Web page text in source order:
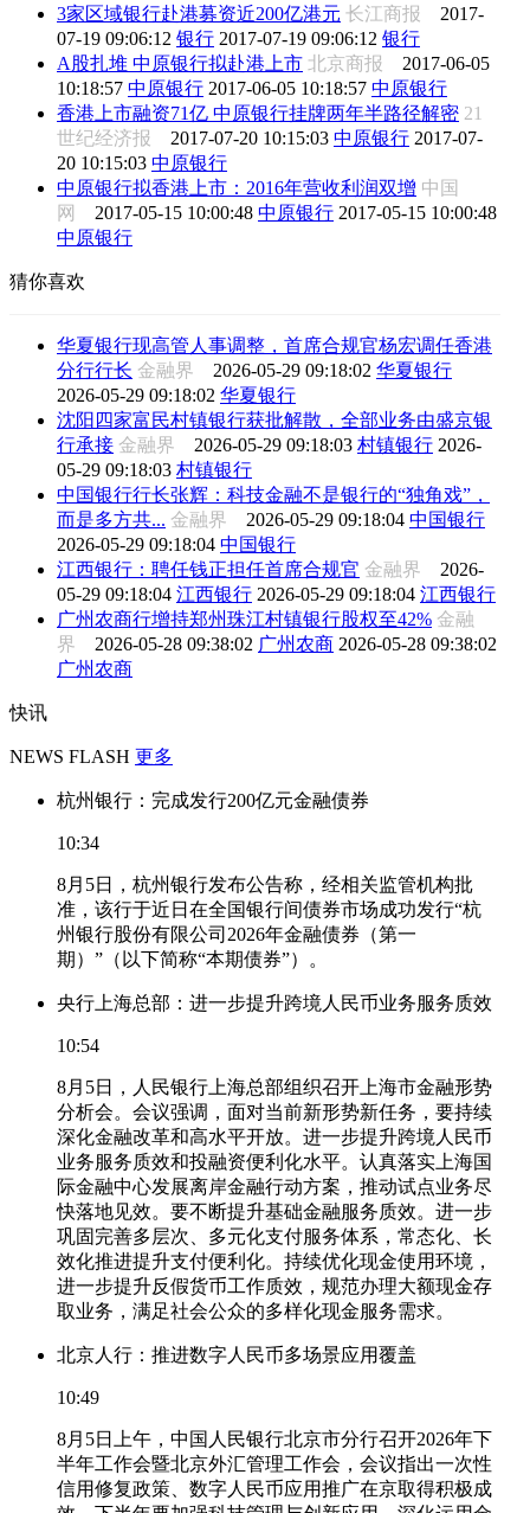
3家区域银行赴港募资近200亿港元 长江商报 2017-
07-19 09:06:12 银行 2017-07-19 09:06:12 银行
A股扎堆 中原银行拟赴港上市 北京商报 2017-06-05
10:18:57 中原银行 2017-06-05 10:18:57 中原银行
香港上市融资71亿 中原银行挂牌两年半路径解密 21
世纪经济报 2017-07-20 10:15:03 中原银行 2017-07-
20 10:15:03 中原银行
中原银行拟香港上市：2016年营收利润双增 中国
网 2017-05-15 10:00:48 中原银行 2017-05-15 10:00:48
中原银行
猜你喜欢
华夏银行现高管人事调整，首席合规官杨宏调任香港
分行行长 金融界 2026-05-29 09:18:02 华夏银行
2026-05-29 09:18:02 华夏银行
沈阳四家富民村镇银行获批解散，全部业务由盛京银
行承接 金融界 2026-05-29 09:18:03 村镇银行 2026-
05-29 09:18:03 村镇银行
中国银行行长张辉：科技金融不是银行的“独角戏”，
而是多方共... 金融界 2026-05-29 09:18:04 中国银行
2026-05-29 09:18:04 中国银行
江西银行：聘任钱正担任首席合规官 金融界 2026-
05-29 09:18:04 江西银行 2026-05-29 09:18:04 江西银行
广州农商行增持郑州珠江村镇银行股权至42% 金融
界 2026-05-28 09:38:02 广州农商 2026-05-28 09:38:02
广州农商
快讯
NEWS FLASH 更多
杭州银行：完成发行200亿元金融债券
10:34
8月5日，杭州银行发布公告称，经相关监管机构批
准，该行于近日在全国银行间债券市场成功发行“杭
州银行股份有限公司2026年金融债券（第一
期）”（以下简称“本期债券”）。
央行上海总部：进一步提升跨境人民币业务服务质效
10:54
8月5日，人民银行上海总部组织召开上海市金融形势
分析会。会议强调，面对当前新形势新任务，要持续
深化金融改革和高水平开放。进一步提升跨境人民币
业务服务质效和投融资便利化水平。认真落实上海国
际金融中心发展离岸金融行动方案，推动试点业务尽
快落地见效。要不断提升基础金融服务质效。进一步
巩固完善多层次、多元化支付服务体系，常态化、长
效化推进提升支付便利化。持续优化现金使用环境，
进一步提升反假货币工作质效，规范办理大额现金存
取业务，满足社会公众的多样化现金服务需求。
北京人行：推进数字人民币多场景应用覆盖
10:49
8月5日上午，中国人民银行北京市分行召开2026年下
半年工作会暨北京外汇管理工作会，会议指出一次性
信用修复政策、数字人民币应用推广在京取得积极成